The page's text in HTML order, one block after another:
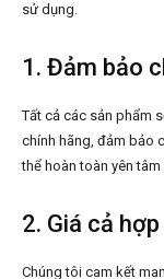
sử dụng.
1. Đảm bảo
Tất cả các sản phẩm
chính hãng, đảm bảo
thể hoàn toàn yên
2. Giá cả
Chúng tôi cam kết